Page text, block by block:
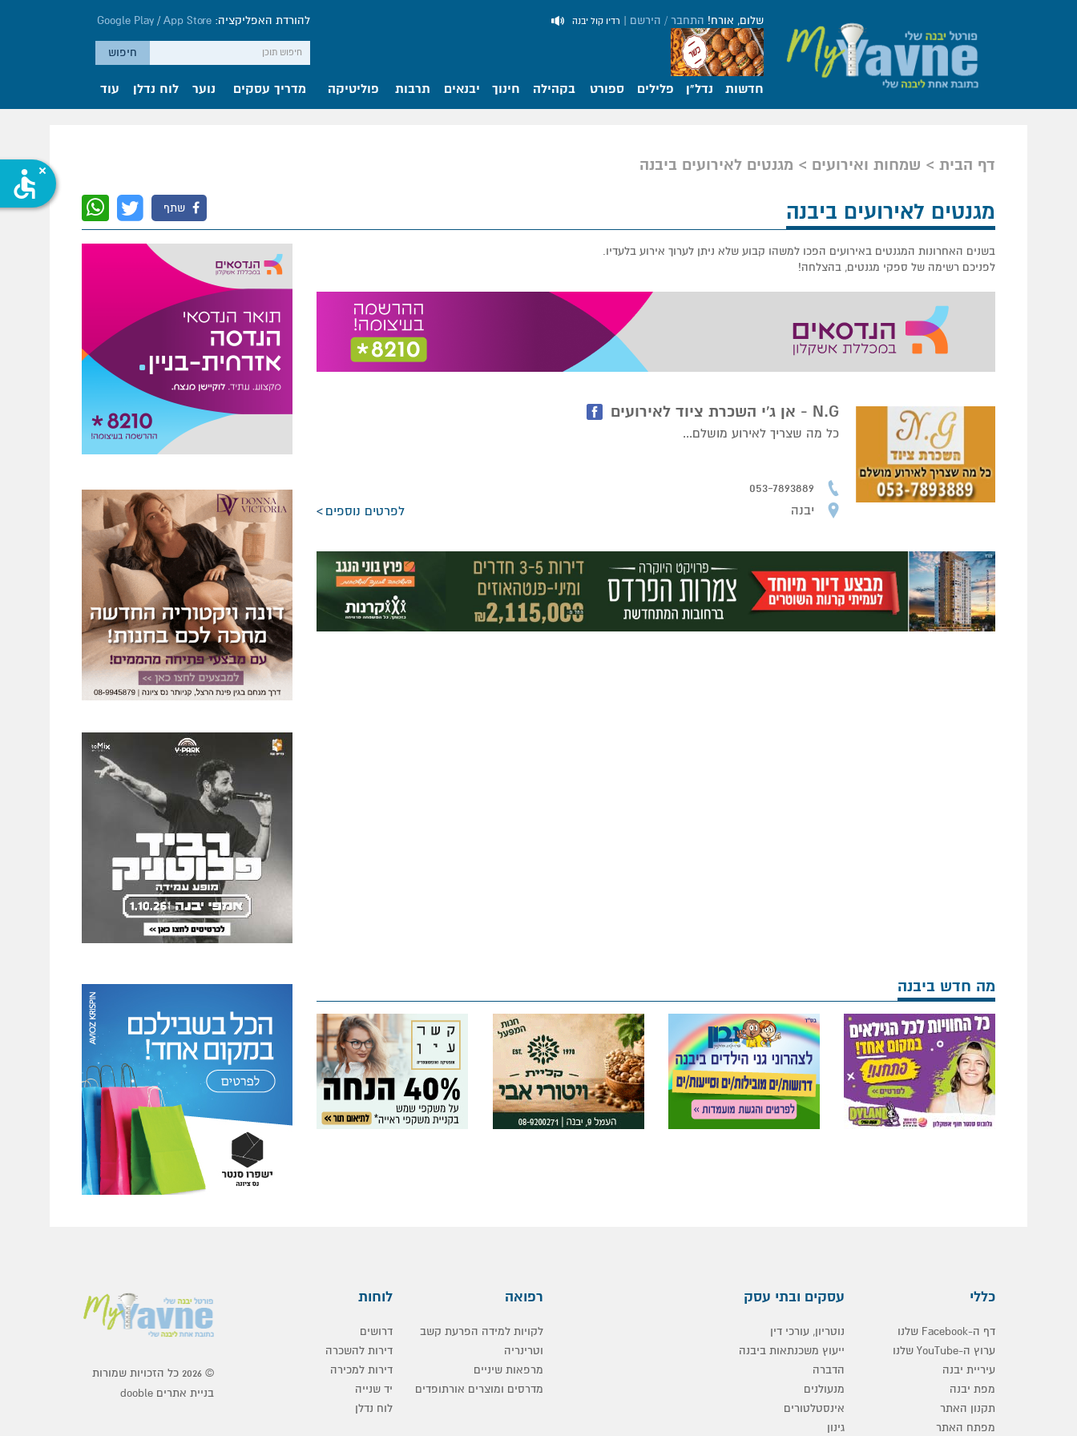
שלום, אורח! התחבר / הירשם | רדיו קול יבנה להורדת האפליקציה: Google Play /App Store
חדשות נדל"ן פלילים ספורט בקהילה חינוך יבנאים תרבות פוליטיקה מדריך עסקים נוער לוח נדלן עוד
דף הבית שמחות ואירועים מגנטים לאירועים ביבנה
שתף מגנטים לאירועים ביבנה
בשנים האחרונות המגנטים באירועים הפכו למשהו קבוע שלא ניתן לערוך אירוע בלעדיו.
לפניכם רשימה של ספקי מגנטים, בהצלחה!
N.G - אן ג'י השכרת ציוד לאירועים
כל מה שצריך לאירוע מושלם...
053-7893889
יבנה
לפרטים נוספים
מה חדש ביבנה
כללי
דף ה-Facebook שלנו
ערוץ ה-YouTube שלנו
עיריית יבנה
מפת יבנה
תקנון האתר
מפתח האתר
עסקים ובתי עסק
נוטריון, עורכי דין
ייעוץ משכנתאות ביבנה
הדברה
מנעולנים
אינסטלטורים
גינון
רפואה
לקויות למידה הפרעת קשב
וטרינריה
מרפאות שיניים
מדרסים ומוצרים אורתופדים
לוחות
דרושים
דירות להשכרה
דירות למכירה
יד שנייה
לוח נדלן
© 2026 כל הזכויות שמורות
בניית אתרים dooble
accessible